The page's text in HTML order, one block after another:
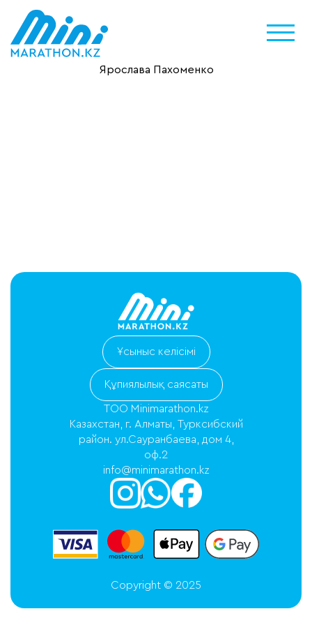
Ярослава Пахоменко
Ұсыныс келісімі
Құпиялылық саясаты
ТОО Minimarathon.kz
Казахстан, г. Алматы, Турксибский
район. ул.Сауранбаева, дом 4,
оф.2
info@minimarathon.kz
Copyright © 2025